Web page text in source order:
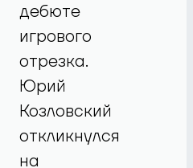
дебюте
игрового
отрезка.
Юрий
Козловский
откликнулся
на